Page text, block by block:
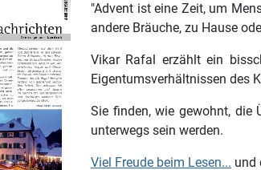
"Advent ist eine Zeit, um
andere Bräuche, zu Hause
Vikar Rafal erzählt ein
Eigentumsverhältnissen des
Sie finden, wie gewohnt, die
unterwegs sein werden.
Viel Freude beim Lesen... und